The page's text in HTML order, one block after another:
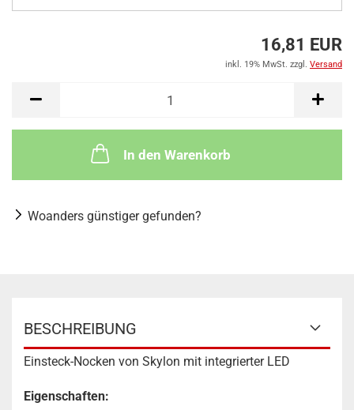
16,81 EUR
inkl. 19% MwSt. zzgl. Versand
In den Warenkorb
Woanders günstiger gefunden?
BESCHREIBUNG
Einsteck-Nocken von Skylon mit integrierter LED
Eigenschaften: